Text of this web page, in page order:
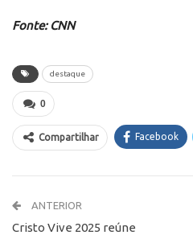
Fonte: CNN
destaque
0
Compartilhar Facebook
ANTERIOR
Cristo Vive 2025 reúne